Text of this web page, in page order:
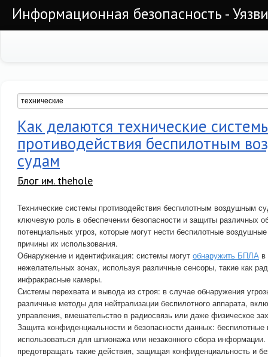
Информационная безопасность -
Как делаются технические
противодействия беспилотным
судам
Блог им. thehole
Технические системы противодействия беспилотным воздушным
ключевую роль в обеспечении безопасности и защиты различных
потенциальных угроз, которые могут нести беспилотные
причины их использования.
Обнаружение и идентификация: системы могут обнаружить БПЛА
нежелательных зонах, используя различные сенсоры, такие как
инфракрасные камеры.
Системы перехвата и вывода из строя: в случае обнаружения
различные методы для нейтрализации беспилотного аппарата,
управления, вмешательство в радиосвязь или даже физическое
Защита конфиденциальности и безопасности данных:
использоваться для шпионажа или незаконного сбора
предотвращать такие действия, защищая конфиденциальность и